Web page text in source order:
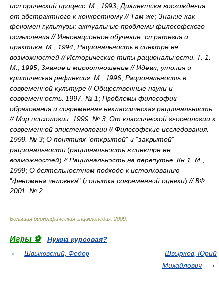
исторический процесс. М.
1993; Диалектика восхождения
от абстрактного к конкретному // Там же; Знание как
феномен культуры: актуальные проблемы философского
осмысления // Инновационное обучение: стратегия и
практика. М.
1994; Рациональность в спектре ее
возможностей // Исторические типы рациональности. Т. 1.
М.
1995; Знание и мироотношение // Идеал утопия и
критическая рефлексия. М.
1996; Рациональность в
современной культуре // Общественные науки и
современность. 1997. № 1; Проблемы философии
образования и современная неклассическая рациональность
// Мир психологии. 1999. № 3; От классической гносеологии к
современной эпистемологии // Философские исследования.
1999. № 3; О понятиях "открытой" и "закрытой"
рациональности (рациональность в спектре ее
возможностей) // Рациональность на перепутье. Кн.1. М.
1999; О деятельностном подходе к истолкованию
"феномена человека" (попытка современной оценки) // ВФ.
2001. № 2.
Большая биографическая энциклопедия 2009
Игры ⚽
Нужна курсовая?
Швыковский, Федор
Швырков, Юрий
Михайлович